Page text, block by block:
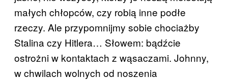
małych chłopców, czy robią inne podłe
rzeczy. Ale przypomnijmy sobie chociażby
Stalina czy Hitlera… Słowem: bądźcie
ostrożni w kontaktach z wąsaczami. Johnny,
w chwilach wolnych od noszenia